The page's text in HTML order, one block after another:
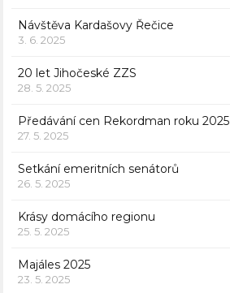
Návštěva Kardašovy Řečice
3. 6. 2025
20 let Jihočeské ZZS
28. 5. 2025
Předávání cen Rekordman roku 2025
27. 5. 2025
Setkání emeritních senátorů
26. 5. 2025
Krásy domácího regionu
25. 5. 2025
Majáles 2025
23. 5. 2025